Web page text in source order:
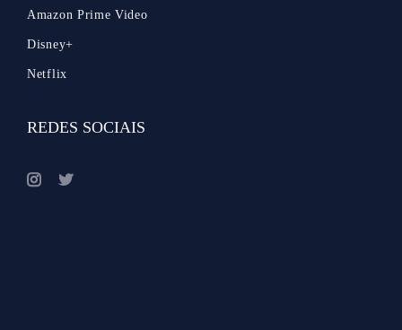
Amazon Prime Video
Disney+
Netflix
REDES SOCIAIS